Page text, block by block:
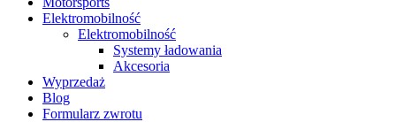
Elektromobilność
Elektromobilność
Systemy ładowania
Akcesoria
Wyprzedaż
Blog
Formularz zwrotu